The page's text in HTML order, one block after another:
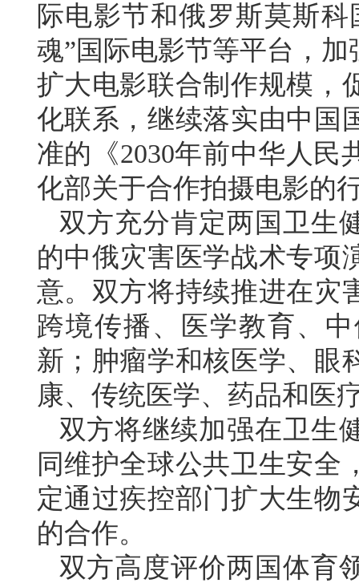
际电影节和俄罗斯莫斯
魂”国际电影节等平台，
扩大电影联合制作规模，
化联系，继续落实由中国
准的《2030年前中华人民
化部关于合作拍摄电影的
双方充分肯定两国卫生
的中俄灾害医学战术专项
意。双方将持续推进在灾
跨境传播、医学教育、
新；肿瘤学和核医学、眼
康、传统医学、药品和医
双方将继续加强在卫生
同维护全球公共卫生安全
定通过疾控部门扩大生物
的合作。
双方高度评价两国体育